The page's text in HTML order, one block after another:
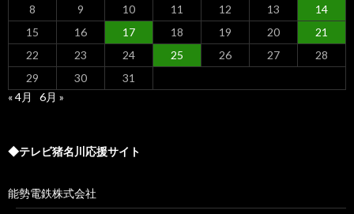
8
9 10 11 12 13
14
15
16 17 18 19 20
21
22
23 24 25 26 27
28
29
30
31
« 4月
6月 »
◆テレビ猪名川応援サイト
能勢電鉄株式会社